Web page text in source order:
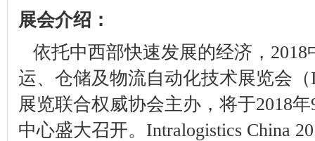
展会介绍：
依托中西部快速发展的经济， 2018
运、仓储及物流自动化技术展览会（
展览联合权威协会主办，将于2018年
中心盛大召开。 Intralogistics China